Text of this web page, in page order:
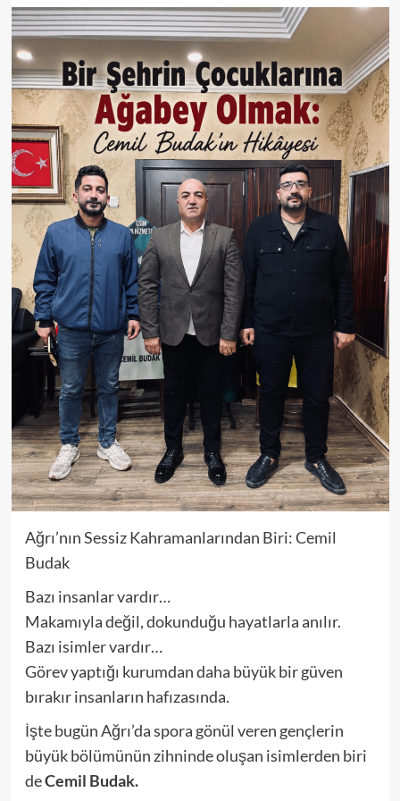
Ağrı’nın Sessiz Kahramanlarından Biri: Cemil
Budak
Bazı insanlar vardır…
Makamıyla değil, dokunduğu hayatlarla anılır.
Bazı isimler vardır…
Görev yaptığı kurumdan daha büyük bir güven
bırakır insanların hafızasında.
İşte bugün Ağrı’da spora gönül veren gençlerin
büyük bölümünün zihninde oluşan isimlerden biri
deCemil Budak.